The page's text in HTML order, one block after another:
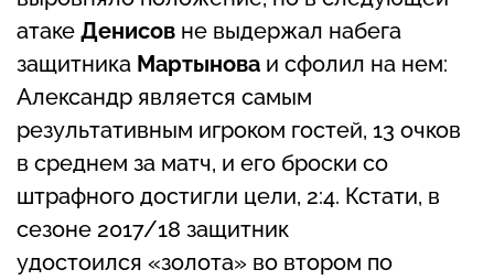
атаке Денисов не выдержал набега
защитника Мартынова и сфолил на нем:
Александр является самым
результативным игроком гостей, 13 очков
в среднем за матч, и его броски со
штрафного достигли цели, 2:4. Кстати, в
сезоне 2017/18 защитник
удостоился «золота» во втором по